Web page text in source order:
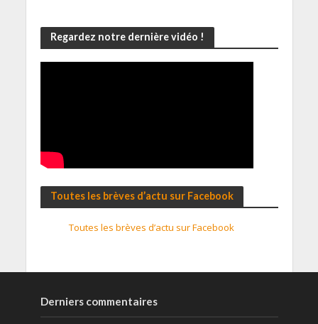
Regardez notre dernière vidéo !
Toutes les brèves d’actu sur Facebook
Toutes les brèves d’actu sur Facebook
Derniers commentaires